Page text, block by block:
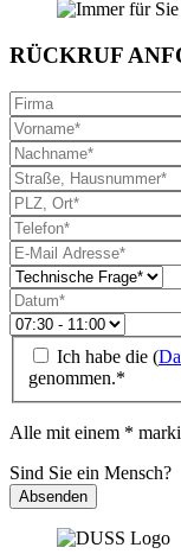
RÜCKRUF
Ich habe die (
genommen.*
Alle mit einem *
Sind Sie ein Mensch?
Absenden